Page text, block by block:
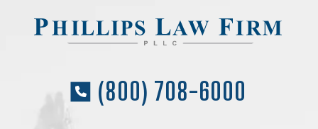
(800) 708-6000